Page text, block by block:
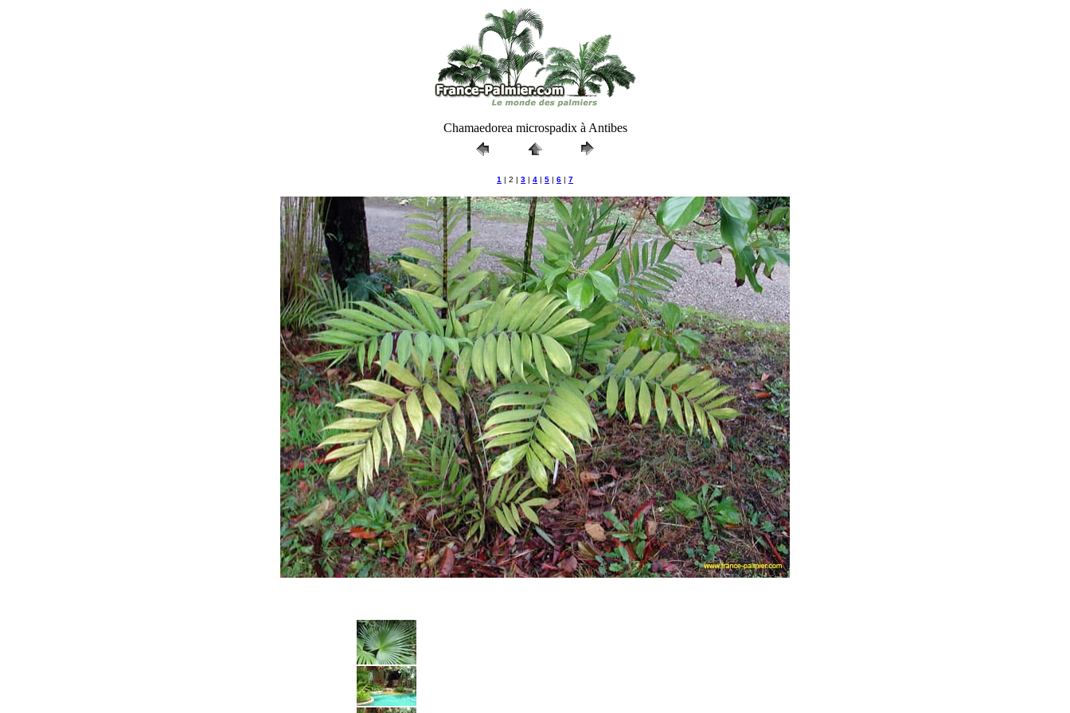
Chamaedorea microspadix à Antibes
1 | 2 | 3 | 4 | 5 | 6 | 7